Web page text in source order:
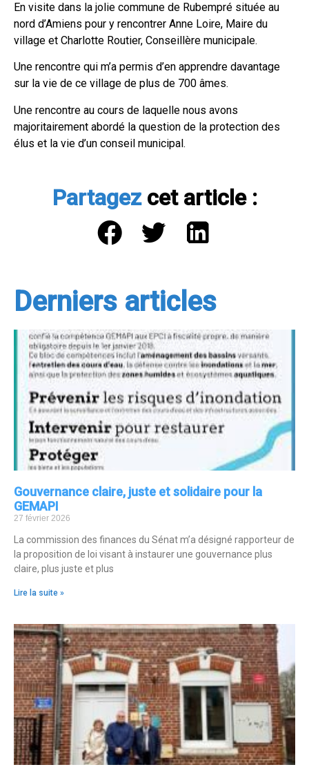
En visite dans la jolie commune de Rubempré située au
nord d’Amiens pour y rencontrer Anne Loire, Maire du
village et Charlotte Routier, Conseillère municipale.
Une rencontre qui m’a permis d’en apprendre davantage
sur la vie de ce village de plus de 700 âmes.
Une rencontre au cours de laquelle nous avons
majoritairement abordé la question de la protection des
élus et la vie d’un conseil municipal.
Partagezcet article :
Derniers articles
Gouvernance claire, juste et solidaire pour la
GEMAPI
27 février 2026
La commission des finances du Sénat m’a désigné rapporteur de
la proposition de loi visant à instaurer une gouvernance plus
claire, plus juste et plus
Lire la suite »